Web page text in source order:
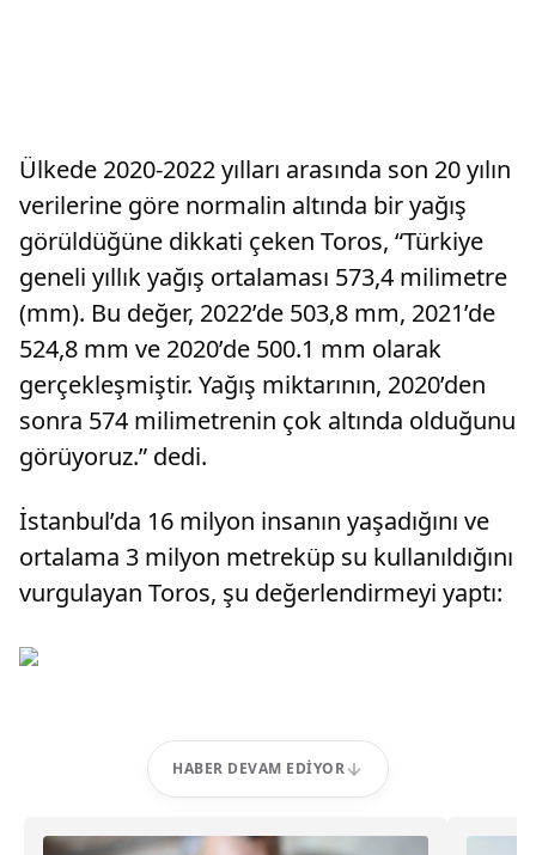
Ülkede 2020-2022 yılları arasında son 20 yılın
verilerine göre normalin altında bir yağış
görüldüğüne dikkati çeken Toros, “Türkiye
geneli yıllık yağış ortalaması 573,4 milimetre
(mm). Bu değer, 2022’de 503,8 mm, 2021’de
524,8 mm ve 2020’de 500.1 mm olarak
gerçekleşmiştir. Yağış miktarının, 2020’den
sonra 574 milimetrenin çok altında olduğunu
görüyoruz.” dedi.
İstanbul’da 16 milyon insanın yaşadığını ve
ortalama 3 milyon metreküp su kullanıldığını
vurgulayan Toros, şu değerlendirmeyi yaptı:
HABER DEVAM EDIYOR